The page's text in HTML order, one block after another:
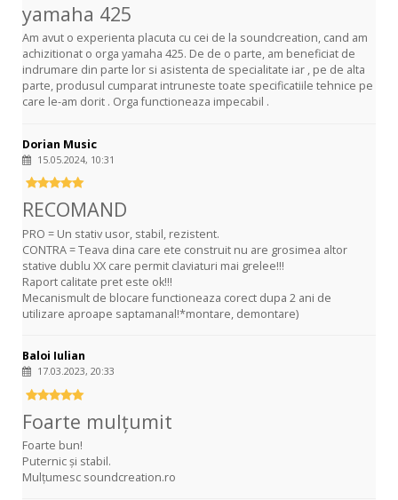
yamaha 425
Am avut o experienta placuta cu cei de la soundcreation, cand am
achizitionat o orga yamaha 425. De de o parte, am beneficiat de
indrumare din parte lor si asistenta de specialitate iar , pe de alta
parte, produsul cumparat intruneste toate specificatiile tehnice pe
care le-am dorit . Orga functioneaza impecabil .
Dorian Music
15.05.2024, 10:31
RECOMAND
PRO = Un stativ usor, stabil, rezistent.
CONTRA = Teava dina care ete construit nu are grosimea altor
stative dublu XX care permit claviaturi mai grelee!!!
Raport calitate pret este ok!!!
Mecanismult de blocare functioneaza corect dupa 2 ani de
utilizare aproape saptamanal!*montare, demontare)
Baloi Iulian
17.03.2023, 20:33
Foarte mulțumit
Foarte bun!
Puternic și stabil.
Mulțumesc soundcreation.ro